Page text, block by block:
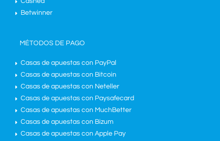
Betwinner
MÉTODOS DE PAGO
Casas de apuestas con PayPal
Casas de apuestas con Bitcoin
Casas de apuestas con Neteller
Casas de apuestas con Paysafecard
Casas de apuestas con MuchBetter
Casas de apuestas con Bizum
Casas de apuestas con Apple Pay